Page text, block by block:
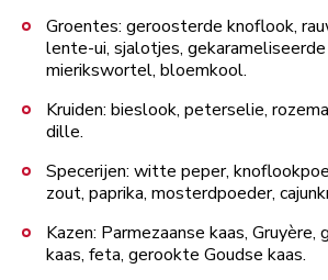
Groentes: geroosterde knoflook,
lente-ui, sjalotjes, gekarameliseerde
mierikswortel, bloemkool.
Kruiden: bieslook, peterselie,
dille.
Specerijen: witte peper,
zout, paprika, mosterdpoeder,
Kazen: Parmezaanse kaas,
kaas, feta, gerookte Goudse kaas.